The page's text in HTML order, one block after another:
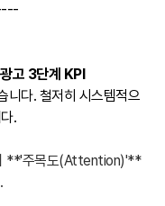
고 3단계 KPI
니다. 철저히 시스템적으
.
**'주목도(Attention)'**